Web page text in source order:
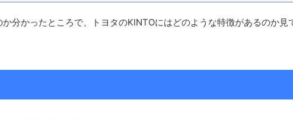
分かったところで、トヨタのKINTOにはどのような特徴があるのか見